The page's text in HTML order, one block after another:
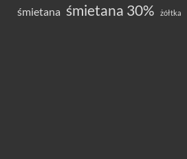
śmietana śmietana 30% żółtka